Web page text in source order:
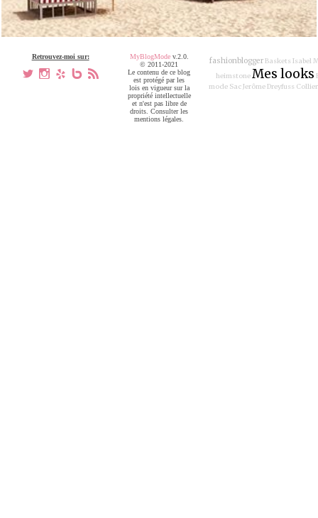
Retrouvez-moi sur:
a x h V ,
fashionbloggerBaskets Isabel
heimstoneMes looks
mode Sac Jerôme Dreyfuss
MyBlogModev.2.0.
© 2011-2021
Le contenu de ce blog
est protégé par les
lois en vigueur sur la
propriété intellectuelle
et n'est pas libre de
droits. Consulter les
mentions légales.